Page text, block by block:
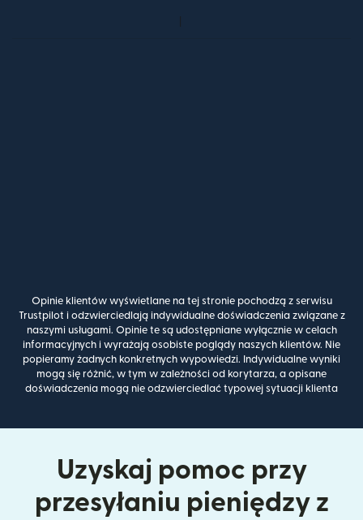
Opinie klientów wyświetlane na tej stronie pochodzą z serwisu
Trustpilot i odzwierciedlają indywidualne doświadczenia związane z
naszymi usługami. Opinie te są udostępniane wyłącznie w celach
informacyjnych i wyrażają osobiste poglądy naszych klientów. Nie
popieramy żadnych konkretnych wypowiedzi. Indywidualne wyniki
mogą się różnić, w tym w zależności od korytarza, a opisane
doświadczenia mogą nie odzwierciedlać typowej sytuacji klienta
Uzyskaj pomoc przy
przesyłaniu pieniędzy z